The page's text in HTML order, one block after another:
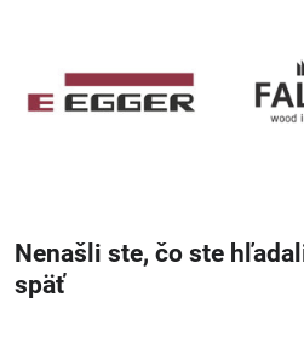
Nenašli ste, čo ste
späť